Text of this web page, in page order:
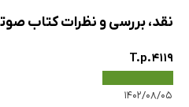
نقد، بررسی و نظرات کتاب
T.p.4119
۱۴۰۲/۰۸/۰۵